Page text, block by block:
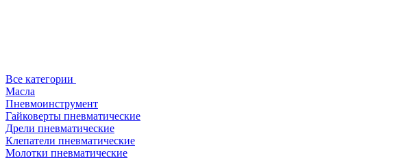
Все категории
Масла
Пневмоинструмент
Гайковерты пневматические
Дрели пневматические
Клепатели пневматические
Молотки пневматические